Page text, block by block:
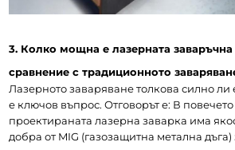
3. Колко мощна е лазерната
сравнение с традиционното
Лазерното заваряване толкова силно ли
е ключов въпрос. Отговорът е: В
проектираната лазерна заварка има
добра от MIG (газозащитна метална дъга)